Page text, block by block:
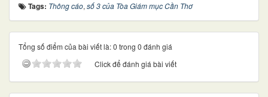
Tags: Thông cáo, số 3 của Tòa Giám mục Cần Thơ
Tổng số điểm của bài viết là: 0 trong 0 đánh giá
Click để đánh giá bài viết